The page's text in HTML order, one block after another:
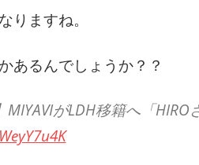
りますね。
あるんでしょうか？？
MIYAVIがLDH移籍へ「HIRO